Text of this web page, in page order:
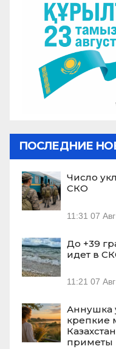
ПОСЛЕДНИЕ
Число
СКО
11:31 07
До +39
идет в
11:21 07
Аннушка
крепкие
приметы